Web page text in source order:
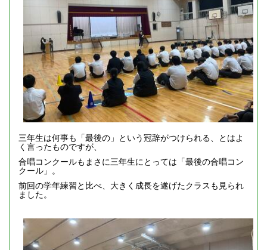
三年生は何事も「最後の」という冠辞がつけられる、とはよ
く言ったものですが、
合唱コンクールもまさに三年生にとっては「最後の合唱コン
クール」。
前回の学年練習と比べ、大きく成長を遂げたクラスも見られ
ました。